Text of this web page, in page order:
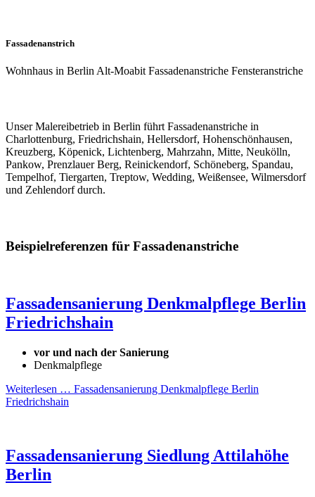
Fassadenanstrich
Wohnhaus in Berlin Alt-Moabit Fassadenanstriche Fensteranstriche
Unser Malereibetrieb in Berlin führt Fassadenanstriche in
Charlottenburg, Friedrichshain, Hellersdorf, Hohenschönhausen,
Kreuzberg, Köpenick, Lichtenberg, Mahrzahn, Mitte, Neukölln,
Pankow, Prenzlauer Berg, Reinickendorf, Schöneberg, Spandau,
Tempelhof, Tiergarten, Treptow, Wedding, Weißensee, Wilmersdorf
und Zehlendorf durch.
Beispielreferenzen für Fassadenanstriche
Fassadensanierung Denkmalpflege Berlin
Friedrichshain
vor und nach der Sanierung
Denkmalpflege
Weiterlesen … Fassadensanierung Denkmalpflege Berlin
Friedrichshain
Fassadensanierung Siedlung Attilahöhe
Berlin